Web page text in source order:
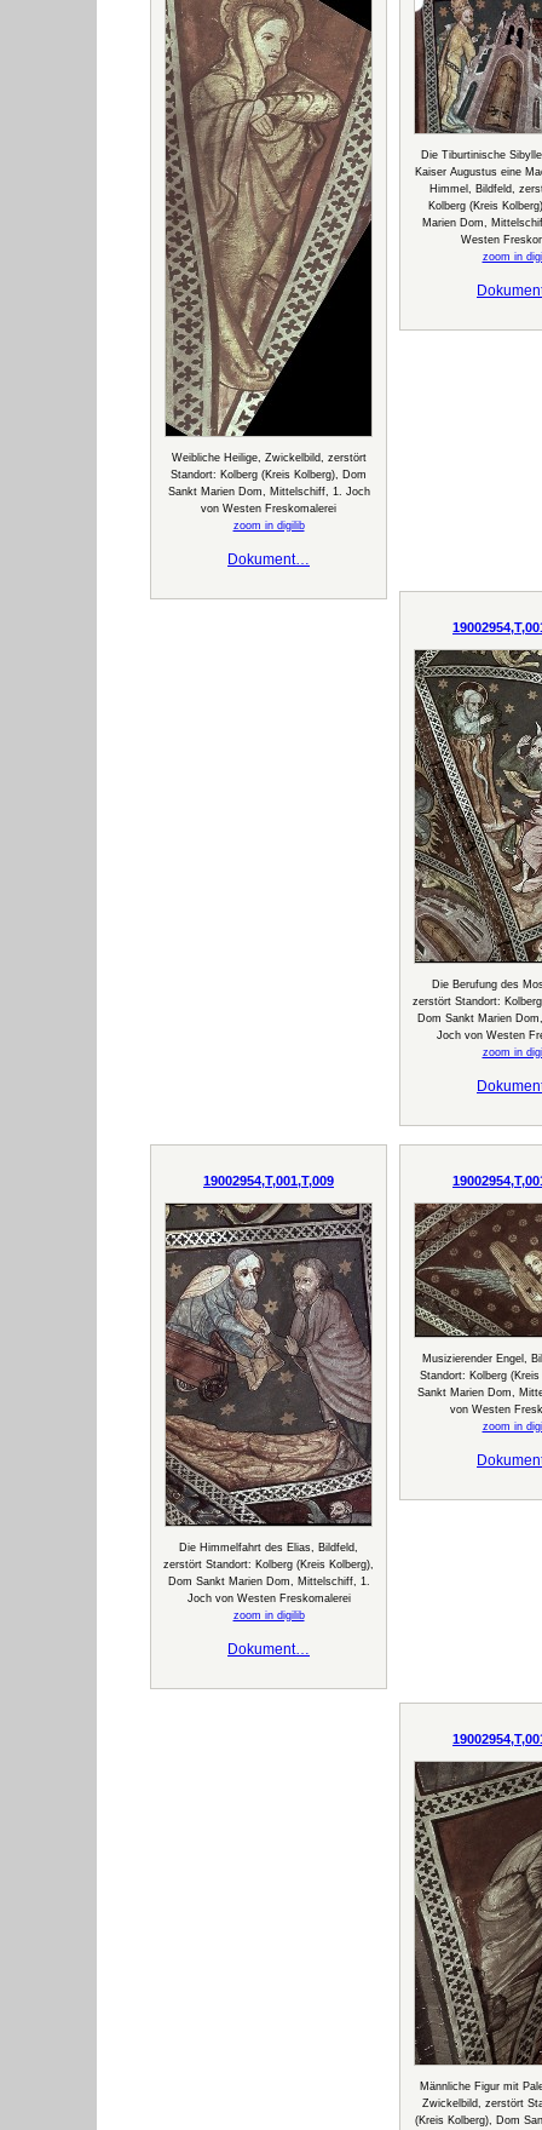
Weibliche Heilige, Zwickelbild, zerstört
Standort: Kolberg (Kreis Kolberg), Dom
Sankt Marien Dom, Mittelschiff, 1. Joch
von Westen Freskomalerei
zoom in digilib
Dokument…
Die Tiburtinische
Kaiser Augustus eine
Himmel, Bildfeld,
Kolberg (Kreis
Marien Dom,
Westen
zoom in
Die Berufung des
zerstört Standort:
Dom Sankt Marien
Joch von Westen
zoom in
19002954,T,001,T,009
Die Himmelfahrt des Elias, Bildfeld,
zerstört Standort: Kolberg (Kreis Kolberg),
Dom Sankt Marien Dom, Mittelschiff, 1.
Joch von Westen Freskomalerei
zoom in digilib
Dokument…
Musizierender Engel,
Standort: Kolberg
Sankt Marien Dom,
von Westen
zoom in
Männliche Figur mit
Zwickelbild, zerstört
(Kreis Kolberg), Dom